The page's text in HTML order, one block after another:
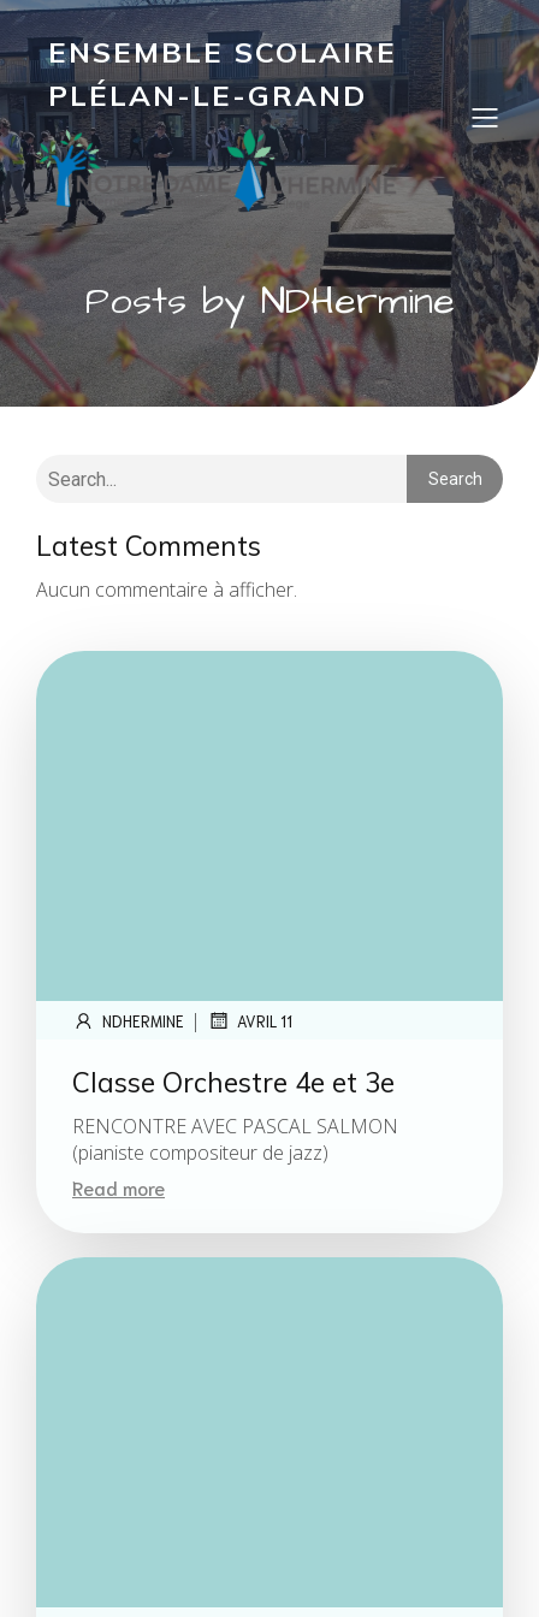
ENSEMBLE SCOLAIRE
PLÉLAN-LE-GRAND
Posts byNDHermine
Search
Latest Comments
Aucun commentaire à afficher.
NDHERMINE | AVRIL 11
Classe Orchestre 4e et 3e
RENCONTRE AVEC PASCAL SALMON
(pianiste compositeur de jazz)
Read more